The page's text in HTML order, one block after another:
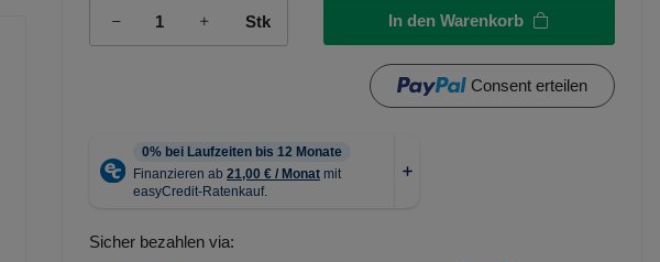
Stk In den Warenkorb
Consent erteilen
Sicher bezahlen via: